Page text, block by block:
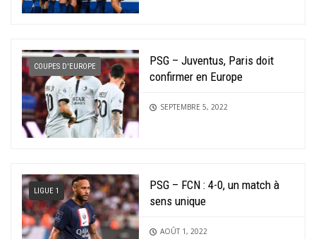
COUPES D'EUROPE
PSG – Juventus, Paris doit
confirmer en Europe
SEPTEMBRE 5, 2022
LIGUE 1
PSG – FCN : 4-0, un match à
sens unique
AOÛT 1, 2022